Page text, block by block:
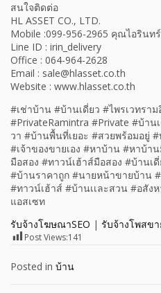
สนใจติดต่อ
HL ASSET CO., LTD.
Mobile :099-956-2965 คุณไอรินทร์
Line ID : irin_delivery
Office : 064-964-2628
Email : sale@hlasset.co.th
Website : www.hlasset.co.th
#เช่าบ้าน #บ้านเดี่ยว #ไพรเวทรา
#PrivateRamintra #Private #บ้า
วา #บ้านพื้นที่เยอะ #สวยพร้อมอยู่
#เจ้าของขายเอง #หาบ้าน #หาบ้า
มือสอง #ทาวน์เฮ้าส์มือสอง #บ้านเ
#บ้านราคาถูก #นายหน้าขายบ้าน
#ทาวน์เฮ้าส์ #บ้านเเละสวน #อสัง
แอสเซท
รับจ้างโฆษณาSEO | รับจ้างโพสข
Post Views:141
Posted in บ้าน